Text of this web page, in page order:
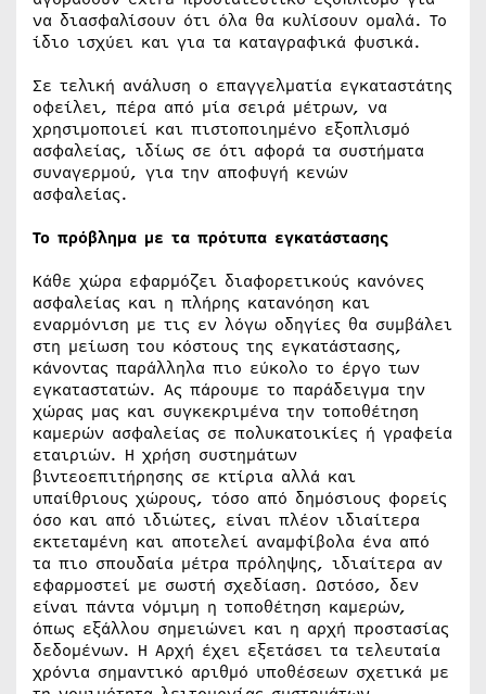
να διασφαλίσουν ότι όλα θα κυλίσουν ομαλά. Το
ίδιο ισχύει και για τα καταγραφικά φυσικά.
Σε τελική ανάλυση ο επαγγελματία εγκαταστάτης
οφείλει, πέρα από μία σειρά μέτρων, να
χρησιμοποιεί και πιστοποιημένο εξοπλισμό
ασφαλείας, ιδίως σε ότι αφορά τα συστήματα
συναγερμού, για την αποφυγή κενών
ασφαλείας.
Το πρόβλημα με τα πρότυπα εγκατάστασης
Κάθε χώρα εφαρμόζει διαφορετικούς κανόνες
ασφαλείας και η πλήρης κατανόηση και
εναρμόνιση με τις εν λόγω οδηγίες θα συμβάλει
στη μείωση του κόστους της εγκατάστασης,
κάνοντας παράλληλα πιο εύκολο το έργο των
εγκαταστατών. Ας πάρουμε το παράδειγμα την
χώρας μας και συγκεκριμένα την τοποθέτηση
καμερών ασφαλείας σε πολυκατοικίες ή γραφεία
εταιριών. Η χρήση συστημάτων
βιντεοεπιτήρησης σε κτίρια αλλά και
υπαίθριους χώρους, τόσο από δημόσιους φορείς
όσο και από ιδιώτες, είναι πλέον ιδιαίτερα
εκτεταμένη και αποτελεί αναμφίβολα ένα από
τα πιο σπουδαία μέτρα πρόληψης, ιδιαίτερα αν
εφαρμοστεί με σωστή σχεδίαση. Ωστόσο, δεν
είναι πάντα νόμιμη η τοποθέτηση καμερών,
όπως εξάλλου σημειώνει και η αρχή προστασίας
δεδομένων. Η Αρχή έχει εξετάσει τα τελευταία
χρόνια σημαντικό αριθμό υποθέσεων σχετικά με